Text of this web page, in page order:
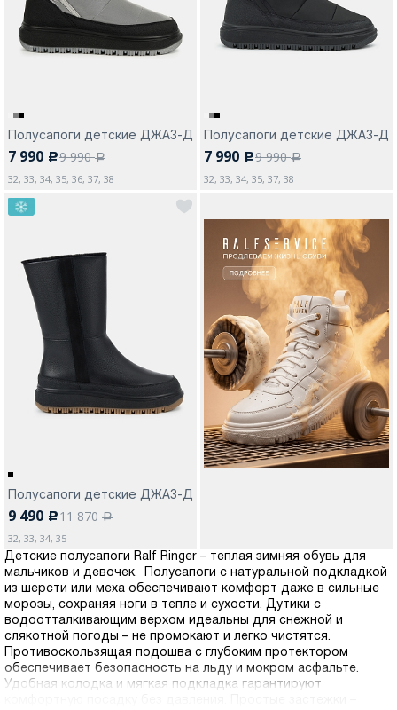
Полусапоги детские ДЖАЗ-Д
7 990 c9 990a
32, 33, 34, 35, 36, 37, 38
Полусапоги детские ДЖАЗ-Д
7 990 c9 990a
32, 33, 34, 35, 37, 38
Полусапоги детские ДЖАЗ-Д
9 490 c11 870a
32, 33, 34, 35
Детские полусапоги Ralf Ringer – теплая зимняя обувь для
мальчиков и девочек. Полусапоги с натуральной подкладкой
из шерсти или меха обеспечивают комфорт даже в сильные
морозы, сохраняя ноги в тепле и сухости. Дутики с
водоотталкивающим верхом идеальны для снежной и
слякотной погоды – не промокают и легко чистятся.
Противоскользящая подошва с глубоким протектором
обеспечивает безопасность на льду и мокром асфальте.
Удобная колодка и мягкая подкладка гарантируют